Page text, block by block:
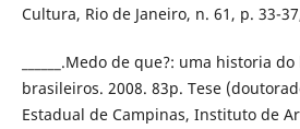
Cultura, Rio de Janeiro, n. 61, p. 33-
______.Medo de que?: uma historia
brasileiros. 2008. 83p. Tese
Estadual de Campinas, Instituto de